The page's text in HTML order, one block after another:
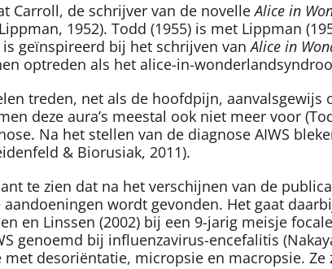
Carroll, de schrijver van de novelleAlice in
1952). Todd (1955) is met Lippman
geïnspireerd bij het schrijven vanAlice in
optreden als het alice-in-
treden, net als de hoofdpijn,
deze aura’s meestal ook niet meer voor
Na het stellen van de diagnose AIWS
& Biorusiak, 2011).
te zien dat na het verschijnen van de
wordt gevonden. Het gaat
en Linssen (2002) bij een 9-jarig meisje
genoemd bij influenzavirus-encefalitis
desoriëntatie, micropsie en macropsie.